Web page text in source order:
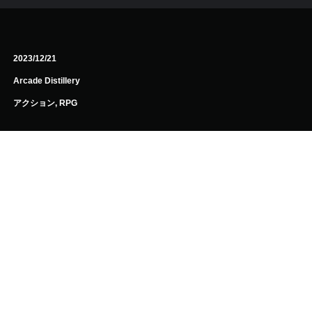
2023/12/21
Arcade Distillery
アクション, RPG